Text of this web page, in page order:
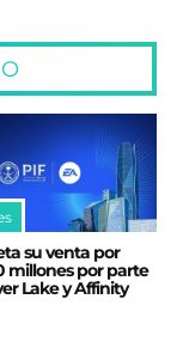
su venta por
millones por parte
Lake y Affinity